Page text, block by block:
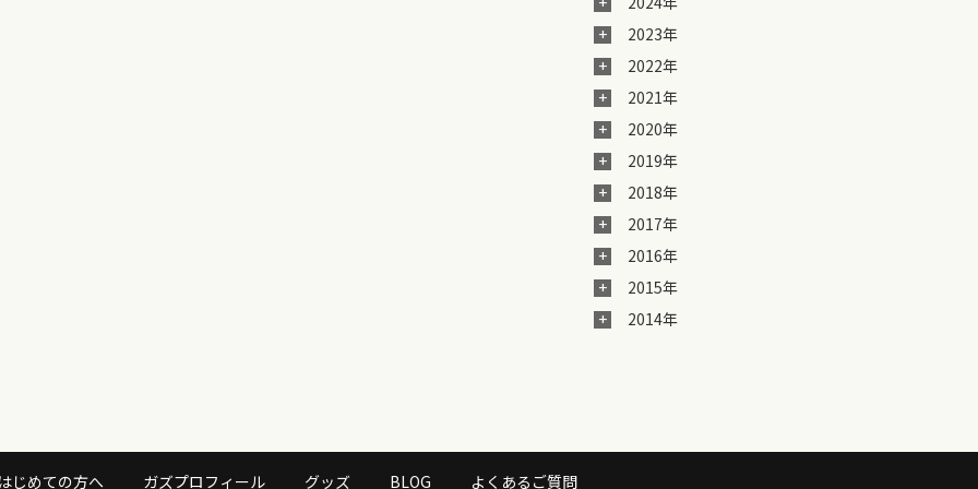
2023年
2022年
2021年
2020年
2019年
2018年
2017年
2016年
2015年
2014年
じめての方へ ガズプロフィール グッズ BLOG よくあるご質問